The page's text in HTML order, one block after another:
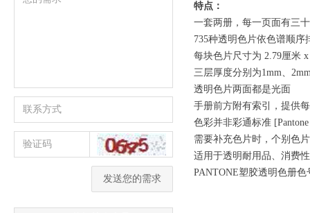
发送您的需求
特点：
一套两册，每一页面有三
735种透明色片依色谱顺序
每块色片尺寸为 2.79厘米
三层厚度分别为1mm、
透明色片两面都是光面
手册前方附有索引，提供
色彩并非彩通标准
需要补充色片时，个别色
适用于透明耐用品、消费
PANTONE塑胶透明色册色